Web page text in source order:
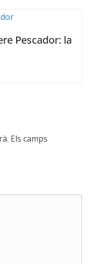
Pescador: la
Els camps